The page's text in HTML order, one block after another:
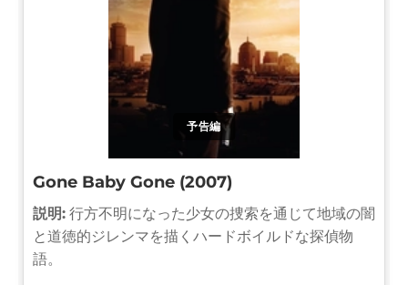
予告編
Gone Baby Gone (2007)
説明: 行方不明になった少女の捜索を通じて地域の闇
と道徳的ジレンマを描くハードボイルドな探偵物
語。